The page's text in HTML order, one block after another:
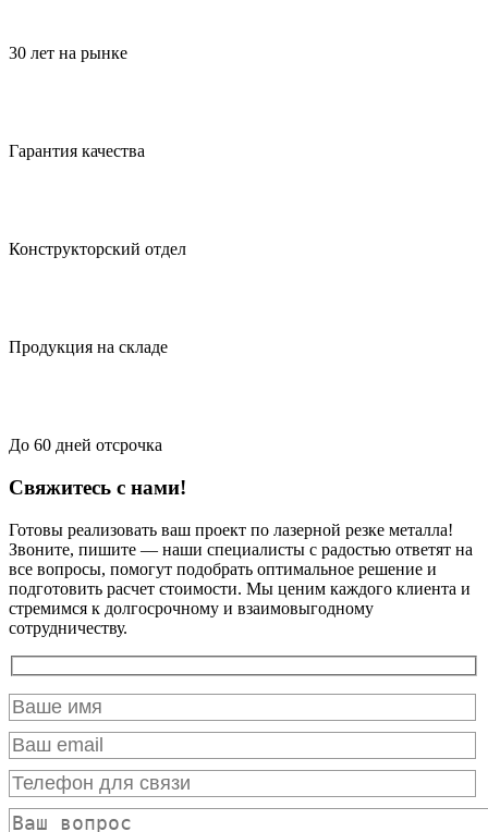
30 лет на рынке
Гарантия качества
Конструкторский отдел
Продукция на складе
До 60 дней отсрочка
Свяжитесь с нами!
Готовы реализовать ваш проект по лазерной резке металла!
Звоните, пишите — наши специалисты с радостью ответят на
все вопросы, помогут подобрать оптимальное решение и
подготовить расчет стоимости. Мы ценим каждого клиента и
стремимся к долгосрочному и взаимовыгодному
сотрудничеству.